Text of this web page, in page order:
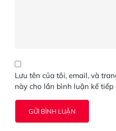
Lưu tên của tôi, email, và
này cho lần bình luận kế tiếp